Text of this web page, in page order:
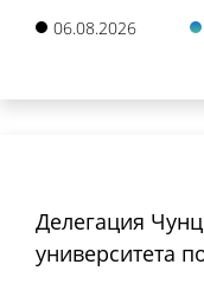
06.08.2026
Делегация
университета